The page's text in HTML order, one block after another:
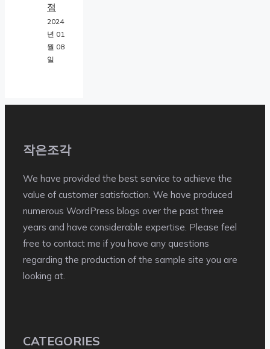
점
2024
년 01
월 08
일
작은조각
We have provided the best service to achieve the
value of customer satisfaction. We have produced
numerous WordPress blogs over the past three
years and have considerable expertise. Please feel
free to contact me if you have any questions
regarding the production of the sample site you are
looking at.
CATEGORIES